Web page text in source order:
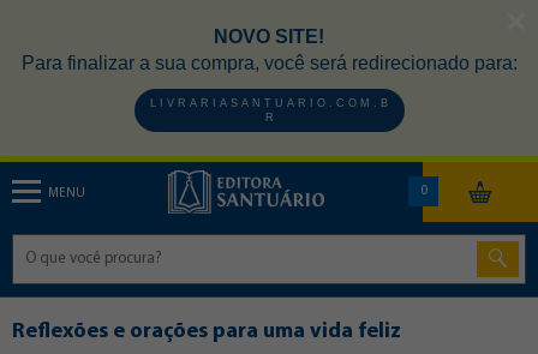
NOVO SITE!
Para finalizar a sua compra, você será redirecionado para:
L I V R A R I A S A N T U A R I O . C O M . B
R
MENU 0
Reflexões e orações para uma vida feliz